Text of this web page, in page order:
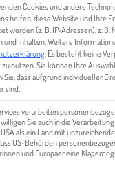
Cookies und andere
helfen, diese Website und Ihre
werden (z. B. IP-Adressen), z.
und Inhalten. Weitere
Es besteht keine
nutzen. Sie können Ihre
Sie, dass aufgrund individueller
sind.
verarbeiten
Sie auch in die
als ein Land mit
US-Behörden
und Europäer eine